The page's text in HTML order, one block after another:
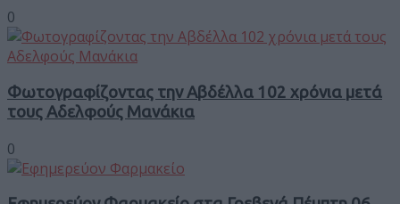
0
Φωτογραφίζοντας την Αβδέλλα 102 χρόνια μετά
τους Αδελφούς Μανάκια
0